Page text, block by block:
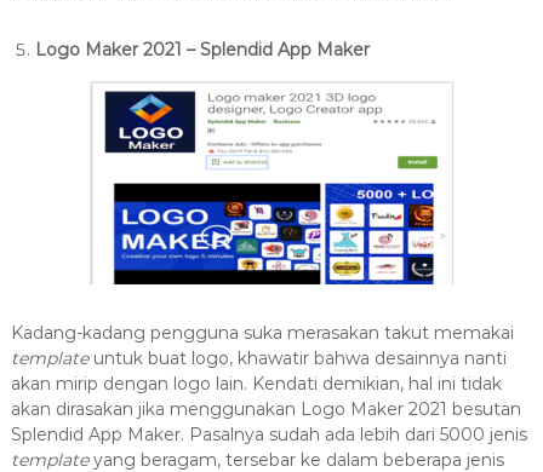
Logo Maker 2021 – Splendid App Maker
Kadang-kadang pengguna suka merasakan takut memakai
templateuntuk buat logo, khawatir bahwa desainnya nanti
akan mirip dengan logo lain. Kendati demikian, hal ini tidak
akan dirasakan jika menggunakan Logo Maker 2021 besutan
Splendid App Maker. Pasalnya sudah ada lebih dari 5000 jenis
templateyang beragam, tersebar ke dalam beberapa jenis